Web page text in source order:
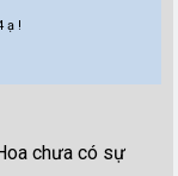
ạ !
chưa có sự